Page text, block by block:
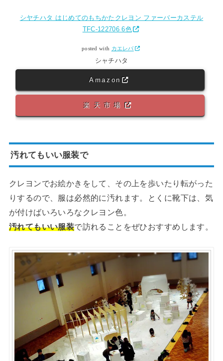
シヤチハタ はじめてのもちかたクレヨン ファーバーカステル
TFC-122706 6色
posted with カエレバ
シャチハタ
Amazon
楽天市場
汚れてもいい服装で
クレヨンでお絵かきをして、その上を歩いたり転がった
りするので、服は必然的に汚れます。とくに靴下は、気
が付けばいろいろなクレヨン色。
汚れてもいい服装で訪れることをぜひおすすめします。